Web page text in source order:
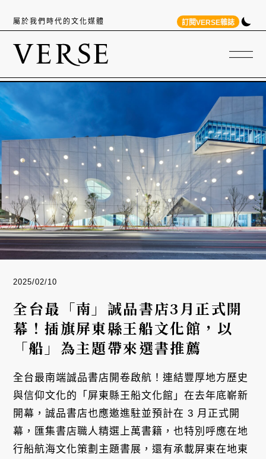
屬於我們時代的文化媒體 訂閱VERSE雜誌
2025/02/10
全台最「南」誠品書店3月正式開
幕！插旗屏東縣王船文化館，以
「船」為主題帶來選書推薦
全台最南端誠品書店開卷啟航！連結豐厚地方歷史
與信仰文化的「屏東縣王船文化館」在去年底嶄新
開幕，誠品書店也應邀進駐並預計在 3 月正式開
幕，匯集書店職人精選上萬書籍，也特別呼應在地
行船航海文化策劃主題書展，還有承載屏東在地東